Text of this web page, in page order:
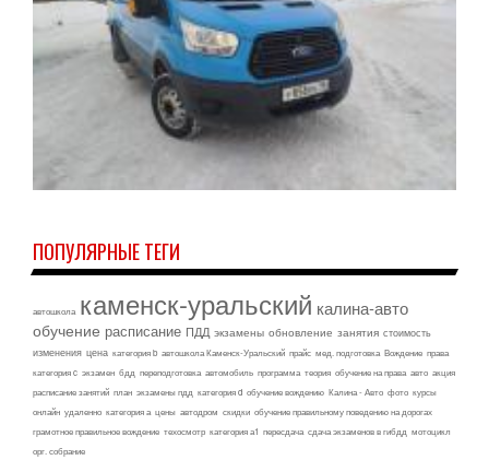
ПОПУЛЯРНЫЕ ТЕГИ
автошкола каменск-уральский калина-авто
обучение расписание ПДД экзамены обновление занятия стоимость
изменения цена категория b автошкола Каменск-Уральский прайс мед. подготовка Вождение права
категория c экзамен бдд переподготовка автомобиль программа теория обучение на права авто акция
расписание занятий план экзамены пдд категория d обучение вождению Калина - Авто фото курсы
онлайн удаленно категория а цены автодром скидки обучение правильному поведению на дорогах
грамотное правильное вождение техосмотр категория а1 пересдача сдача экзаменов в гибдд мотоцикл
орг. собрание